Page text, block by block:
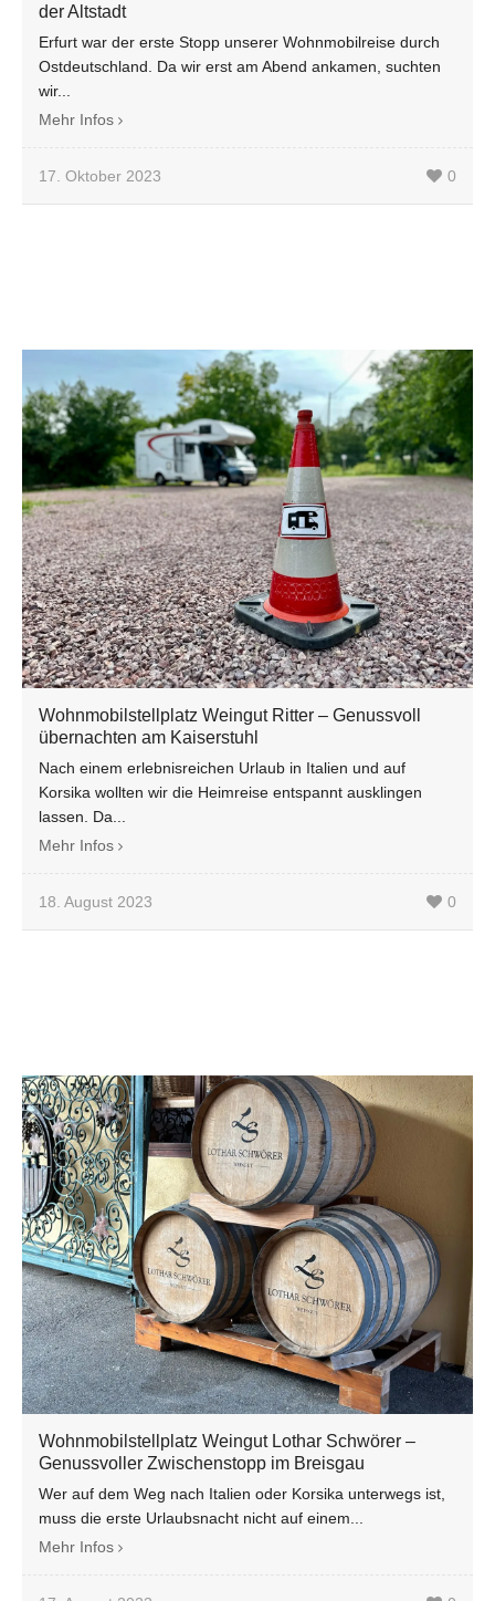
der Altstadt
Erfurt war der erste Stopp unserer Wohnmobilreise durch
Ostdeutschland. Da wir erst am Abend ankamen, suchten
wir...
Mehr Infos
17. Oktober 2023 0
Wohnmobilstellplatz Weingut Ritter – Genussvoll
übernachten am Kaiserstuhl
Nach einem erlebnisreichen Urlaub in Italien und auf
Korsika wollten wir die Heimreise entspannt ausklingen
lassen. Da...
Mehr Infos
18. August 2023 0
Wohnmobilstellplatz Weingut Lothar Schwörer –
Genussvoller Zwischenstopp im Breisgau
Wer auf dem Weg nach Italien oder Korsika unterwegs ist,
muss die erste Urlaubsnacht nicht auf einem...
Mehr Infos